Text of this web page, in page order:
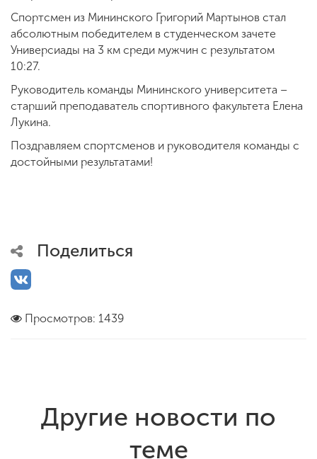
Спортсмен из Мининского Григорий Мартынов стал
абсолютным победителем в студенческом зачете
Универсиады на 3 км среди мужчин с результатом
10:27.
Руководитель команды Мининского университета –
старший преподаватель спортивного факультета Елена
Лукина.
Поздравляем спортсменов и руководителя команды с
достойными результатами!
Поделиться
Просмотров: 1439
Другие новости по
теме